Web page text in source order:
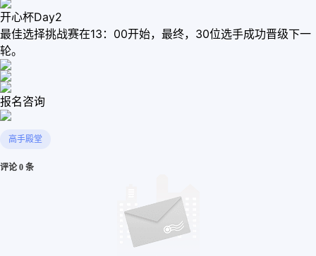
开心杯Day2
最佳选择挑战赛在13：00开始，最终，30位选手成功晋级下一
轮。
报名咨询
高手殿堂
评论 0 条